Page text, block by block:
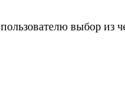
выбор из